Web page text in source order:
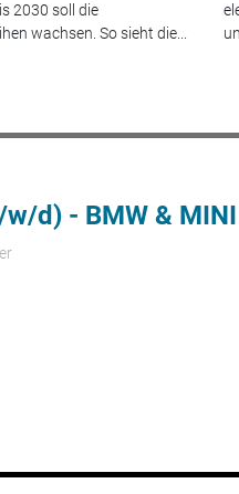
2030 soll die
wachsen. So sieht die...
d) - BMW & MINI